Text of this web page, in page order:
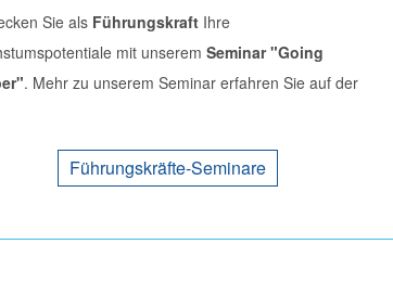
Sie als FührungskraftIhre
mit unserem Seminar "Going
. Mehr zu unserem Seminar erfahren Sie auf der
Führungskräfte-Seminare